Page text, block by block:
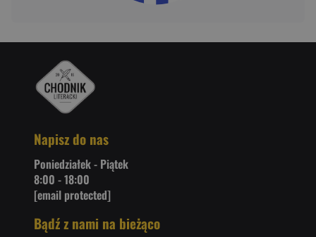
Napisz do nas
Poniedziałek - Piątek
8:00 - 18:00
[email protected]
Bądź z nami na bieżąco